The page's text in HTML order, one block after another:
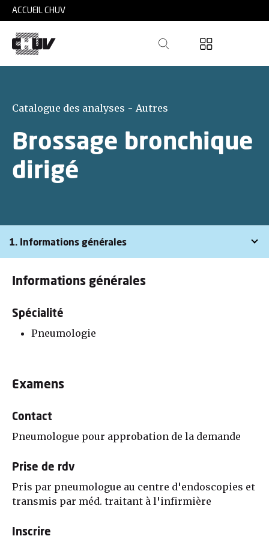
Skip to main content
ACCUEIL CHUV
Catalogue des analyses - Autres
Brossage bronchique
dirigé
1. Informations générales
Informations générales
Spécialité
Pneumologie
Examens
Contact
Pneumologue pour approbation de la demande
Prise de rdv
Pris par pneumologue au centre d'endoscopies et
transmis par méd. traitant à l'infirmière
Inscrire